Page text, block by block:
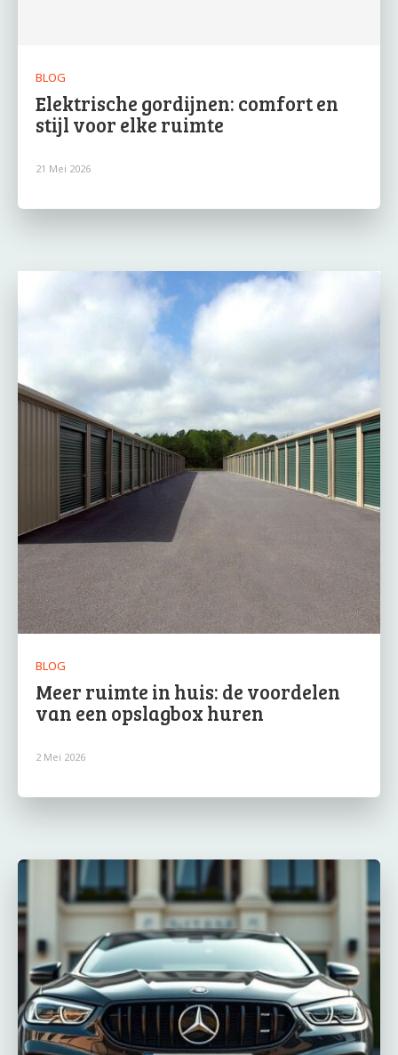
BLOG
Elektrische gordijnen: comfort en
stijl voor elke ruimte
21 Mei 2026
BLOG
Meer ruimte in huis: de voordelen
van een opslagbox huren
2 Mei 2026